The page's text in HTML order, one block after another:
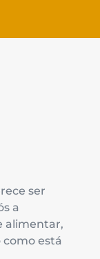
ser
a
alimentar,
está